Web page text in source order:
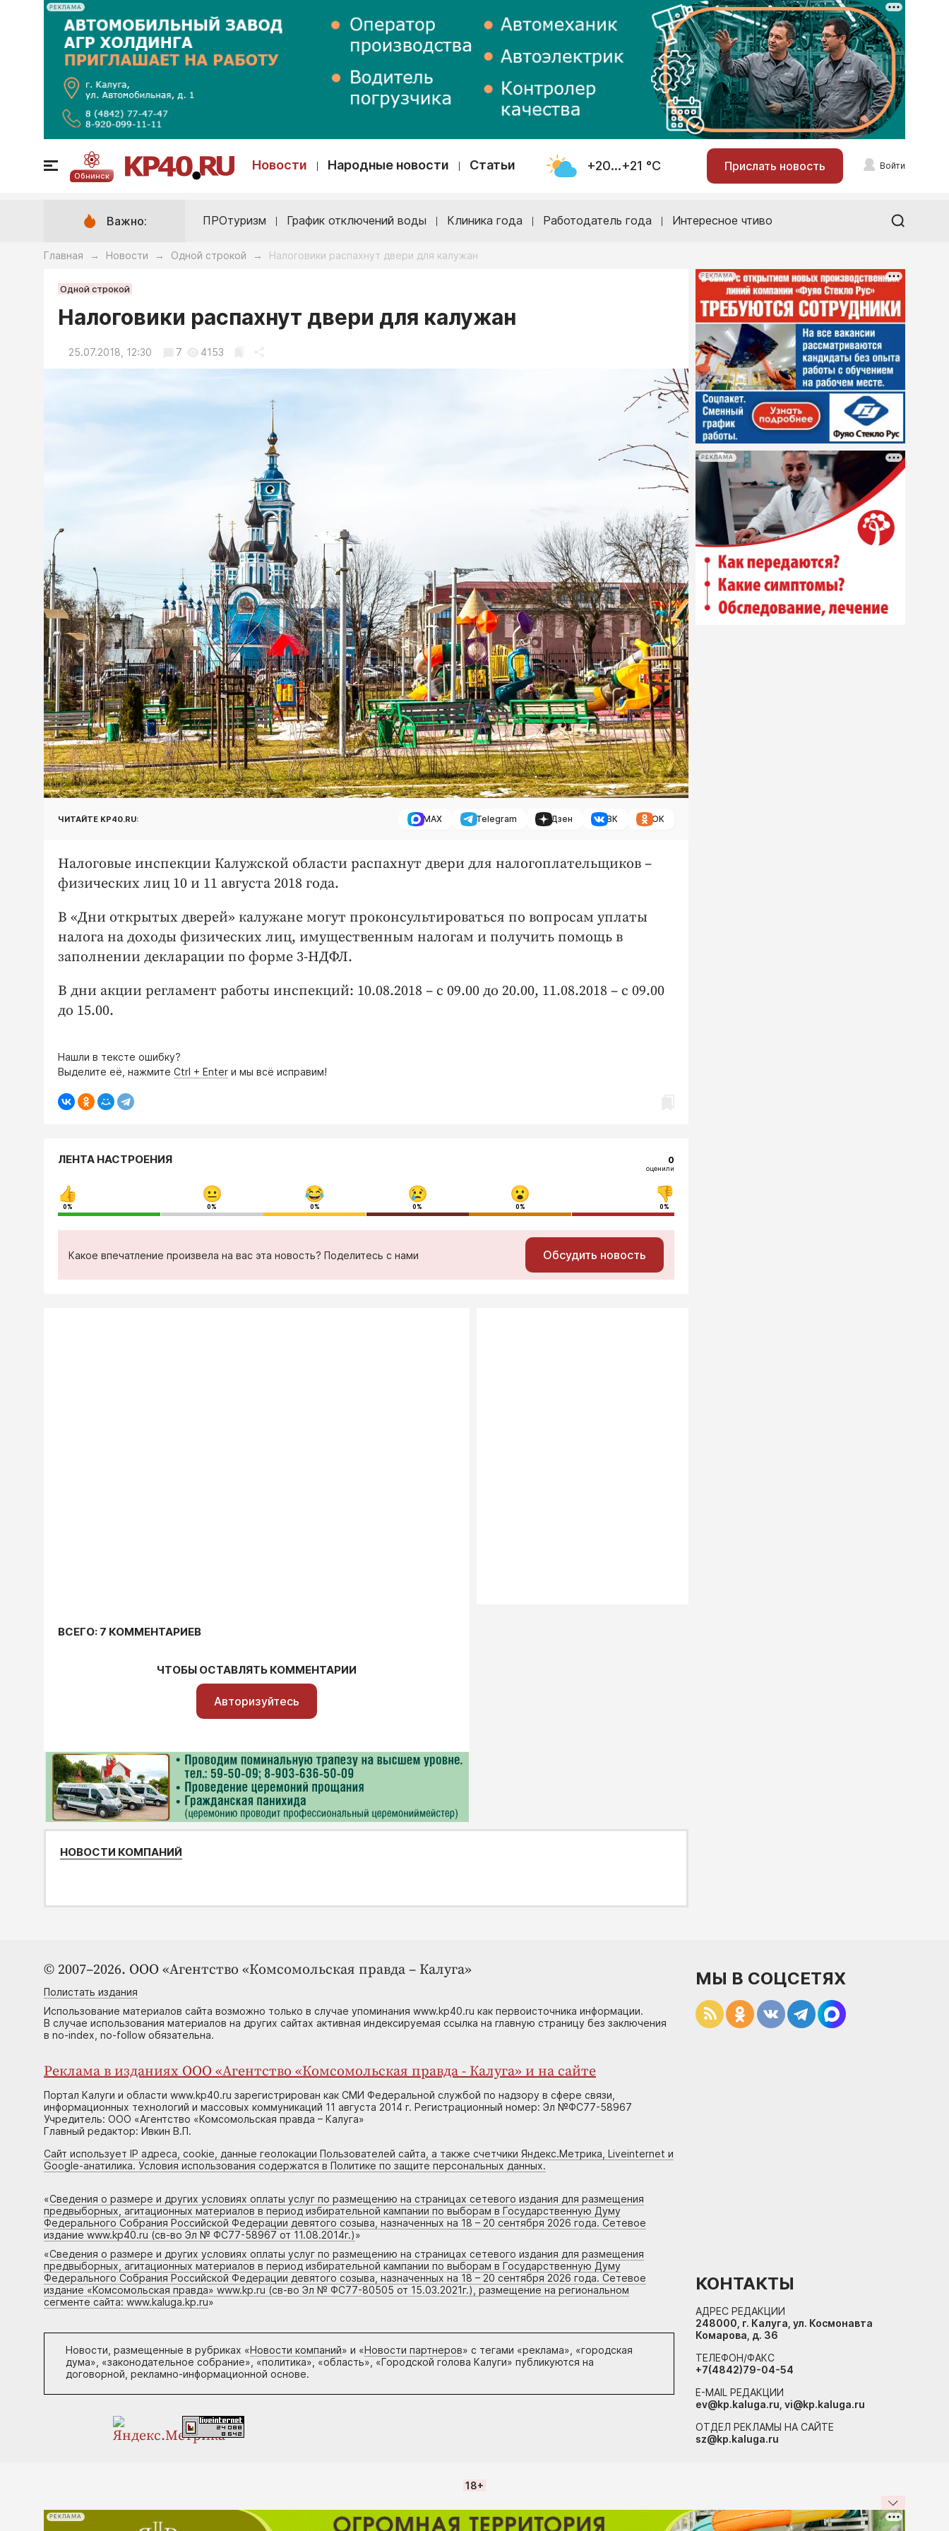
РЕКЛАМА
Обнинск
Новости Народные новости Статьи +20...+21 °С Прислать новость Войти
Важно: ПРОтуризм График отключений воды Клиника года Работодатель года Интересное чтиво
Главная → Новости → Одной строкой → Налоговики распахнут двери для калужан
Одной строкой
Налоговики распахнут двери для калужан
25.07.2018, 12:30 7 4153
ЧИТАЙТЕ KP40.RU: MAX Telegram Дзен ВК ОК
Налоговые инспекции Калужской области распахнут двери для налогоплательщиков –
физических лиц 10 и 11 августа 2018 года.
В «Дни открытых дверей» калужане могут проконсультироваться по вопросам уплаты
налога на доходы физических лиц, имущественным налогам и получить помощь в
заполнении декларации по форме 3-НДФЛ.
В дни акции регламент работы инспекций: 10.08.2018 – с 09.00 до 20.00, 11.08.2018 – с 09.00
до 15.00.
Нашли в тексте ошибку?
Выделите её, нажмите Ctrl + Enter и мы всё исправим!
РЕКЛАМА
РЕКЛАМА
ЛЕНТА НАСТРОЕНИЯ 0
оценили
0% 0% 0% 0% 0% 0%
Какое впечатление произвела на вас эта новость? Поделитесь с нами Обсудить новость
ВСЕГО: 7 КОММЕНТАРИЕВ
ЧТОБЫ ОСТАВЛЯТЬ КОММЕНТАРИИ
Авторизуйтесь
НОВОСТИ КОМПАНИЙ
© 2007–2026. ООО «Агентство «Комсомольская правда – Калуга»
Полистать издания
Использование материалов сайта возможно только в случае упоминания www.kp40.ru как первоисточника информации.
В случае использования материалов на других сайтах активная индексируемая ссылка на главную страницу без заключения
в no-index, no-follow обязательна.
Реклама в изданиях ООО «Агентство «Комсомольская правда - Калуга» и на сайте
Портал Калуги и области www.kp40.ru зарегистрирован как СМИ Федеральной службой по надзору в сфере связи,
информационных технологий и массовых коммуникаций 11 августа 2014 г. Регистрационный номер: Эл №ФС77-58967
Учредитель: ООО «Агентство «Комсомольская правда – Калуга»
Главный редактор: Ивкин В.П.
Сайт использует IP адреса, cookie, данные геолокации Пользователей сайта, а также счетчики Яндекс.Метрика, Liveinternet и
Google-анатилика. Условия использования содержатся в Политике по защите персональных данных.
«Сведения о размере и других условиях оплаты услуг по размещению на страницах сетевого издания для размещения
предвыборных, агитационных материалов в период избирательной кампании по выборам в Государственную Думу
Федерального Собрания Российской Федерации девятого созыва, назначенных на 18 – 20 сентября 2026 года. Сетевое
издание www.kp40.ru (св-во Эл № ФС77-58967 от 11.08.2014г.)»
«Сведения о размере и других условиях оплаты услуг по размещению на страницах сетевого издания для размещения
предвыборных, агитационных материалов в период избирательной кампании по выборам в Государственную Думу
Федерального Собрания Российской Федерации девятого созыва, назначенных на 18 – 20 сентября 2026 года. Сетевое
издание «Комсомольская правда» www.kp.ru (св-во Эл № ФС77-80505 от 15.03.2021г.), размещение на региональном
сегменте сайта: www.kaluga.kp.ru»
Новости, размещенные в рубриках «Новости компаний» и «Новости партнеров» с тегами «реклама», «городская
дума», «законодательное собрание», «политика», «область», «Городской голова Калуги» публикуются на
договорной, рекламно-информационной основе.
МЫ В СОЦСЕТЯХ
КОНТАКТЫ
АДРЕС РЕДАКЦИИ
248000, г. Калуга, ул. Космонавта
Комарова, д. 36
ТЕЛЕФОН/ФАКС
+7(4842)79-04-54
E-MAIL РЕДАКЦИИ
ev@kp.kaluga.ru, vi@kp.kaluga.ru
ОТДЕЛ РЕКЛАМЫ НА САЙТЕ
sz@kp.kaluga.ru
18+
РЕКЛАМА